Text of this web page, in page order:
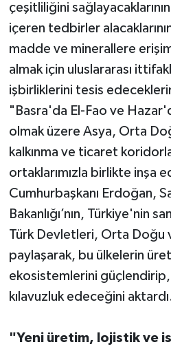
çeşitliliğini
içeren tedbirler
madde ve minerallere
almak için uluslararası
işbirliklerini tesis
"Basra'da El-Fao ve
olmak üzere Asya, Orta
kalkınma ve ticaret
ortaklarımızla birlikte inşa
Cumhurbaşkanı Erdoğan,
Bakanlığı’nın, Türkiye'nin
Türk Devletleri, Orta Doğu
paylaşarak, bu ülkelerin
ekosistemlerini
kılavuzluk edeceğini
"Yeni üretim, lojistik ve